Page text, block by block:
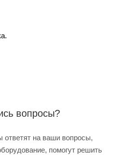
вопросы?
на ваши вопросы,
помогут решить